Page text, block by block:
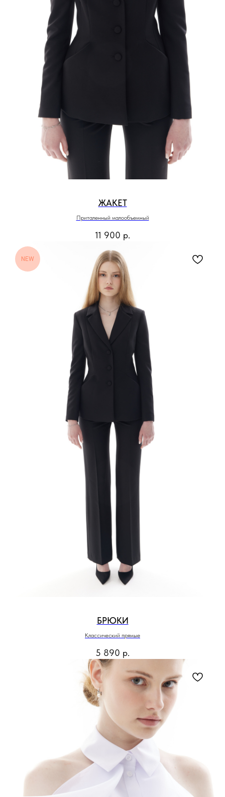
ЖАКЕТ
Приталенный малообъемный
11 900 р.
NEW
БРЮКИ
Классический прямые
5 890 р.